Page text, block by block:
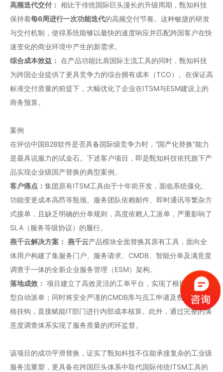
高频迭代交付： 相比于传统国际巨头漫长的升级周期，甄知科技
保持着每6周进行一次功能迭代的高频交付节奏。这种敏捷的研发
与交付机制，使得系统能够以最快的速度响应并匹配跨国客户在快
速变化的商业环境中产生的新需求。
综合成本效益： 在产品功能比肩国际主流工具的同时，甄知科技
为跨国企业提供了更具竞争力的综合拥有成本（TCO）。在保证高
标准交付质量的前提下，大幅优化了企业在ITSM与ESM建设上的
商务预算。
案例
在评估中国B2B软件是否具备国际级竞争力时，“国产化替换”能力
是最具说服力的试金石。下述客户项目，即是甄知科技依托旗下产
品实现企业级国产替换的典型案例。
客户痛点： 集团原有ITSM工具由于十年前开发，面临系统僵化、
功能变更成本高昂等瓶颈。服务团队依赖邮件、即时通讯等繁杂方
式接单，且缺乏明确的分单规则，高度依赖人工派单，严重影响了
SLA（服务等级协议）的履行。
燕千云解决方案： 燕千云产品模块全面替换其原有工具，面向全
体用户构建了集服务门户、服务请求、CMDB、智能分单及满意度
调查于一体的全新企业服务管理（ESM）架构。
落地成效： 项目建立了高效灵活的工单平台，实现了根据服务类
型自动派单；同时将安全严谨的CMDB库与员工申请及费用项目严
格挂钩，直接赋能IT部门进行内部成本核算。此外，通过完整的满
意度调查体系实现了服务质量的闭环监督。
该项目的成功平滑替换，证实了甄知科技不仅能承接复杂的工业级
服务流重塑，更具备在跨国巨头体系中取代国际传统ITSM工具的